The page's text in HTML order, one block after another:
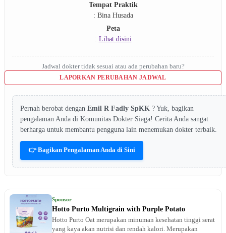
Tempat Praktik
: Bina Husada
Peta
: Lihat disini
Jadwal dokter tidak sesuai atau ada perubahan baru?
LAPORKAN PERUBAHAN JADWAL
Pernah berobat dengan Emil R Fadly SpKK ? Yuk, bagikan
pengalaman Anda di Komunitas Dokter Siaga! Cerita Anda sangat
berharga untuk membantu pengguna lain menemukan dokter terbaik.
👉 Bagikan Pengalaman Anda di Sini
Sponsor
Hotto Purto Multigrain with Purple Potato
Hotto Purto Oat merupakan minuman kesehatan tinggi serat
yang kaya akan nutrisi dan rendah kalori. Merupakan